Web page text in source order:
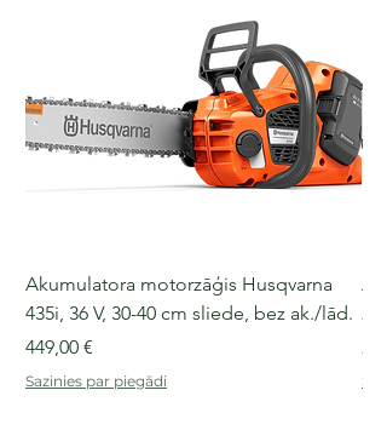
Akumulatora motorzāģis Husqvarna
435i, 36 V, 30-40 cm sliede, bez ak./lād.
Cena
449,00 €
Sazinies par piegādi